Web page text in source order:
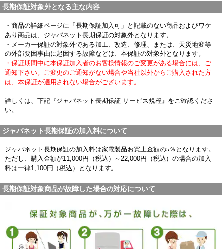
長期保証対象外となる主な内容
・商品の詳細ページに「長期保証加入可」と記載のない商品およびワケ
あり商品は、ジャパネット長期保証の対象外となります。
・メーカー保証の対象外である加工、改造、修理、または、天災地変等
の外部要因事由に起因する故障などは、本保証の対象外となります。
・保証期間中に本保証加入者のお客様情報のご変更がある場合には、ご
通知下さい。ご変更のご通知がない場合や当社以外からご購入された方
は、本保証が適用されない場合がございます。
詳しくは、下記『ジャパネット長期保証 サービス規程』をご確認くださ
い。
ジャパネット長期保証の加入料について
ジャパネット長期保証の加入料は家電製品お買上金額の5％となります。
ただし、購入金額が11,000円（税込）～22,000円（税込）の場合の加入
料は一律1,100円（税込）となります。
長期保証対象商品が故障した場合の対応について